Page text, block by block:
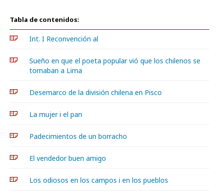
Tabla de contenidos:
Int. I Reconvención al
Sueño en que el poeta popular vió que los chilenos se
tomaban a Lima
Desemarco de la división chilena en Pisco
La mujer i el pan
Padecimientos de un borracho
El vendedor buen amigo
Los odiosos en los campos i en los pueblos